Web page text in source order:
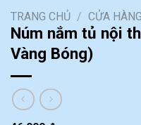
TRANG CHỦ / CỬA HÀNG
Núm nắm tủ nội
Vàng Bóng)